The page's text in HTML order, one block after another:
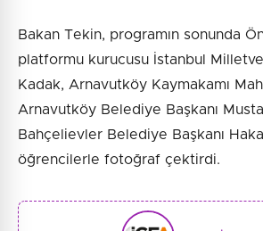
Bakan Tekin, programın sonunda
platformu kurucusu İstanbul
Kadak, Arnavutköy Kaymakamı
Arnavutköy Belediye Başkanı
Bahçelievler Belediye Başkanı
öğrencilerle fotoğraf çektirdi.